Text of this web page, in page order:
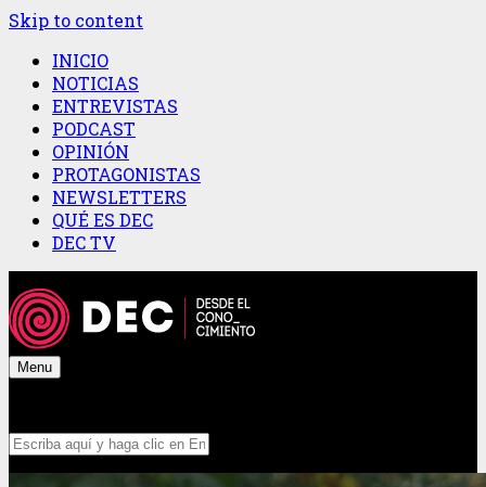
Skip to content
INICIO
NOTICIAS
ENTREVISTAS
PODCAST
OPINIÓN
PROTAGONISTAS
NEWSLETTERS
QUÉ ES DEC
DEC TV
Menu